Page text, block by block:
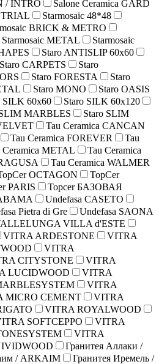
/ INTRO
Salone Ceramica GARD
Starmosaic 48*48
BRICK & METRO
Starmosaic METAL
Starmosaic
Staro ANTISLIP 60x60
Staro CARPETS
Staro
Staro FORESTA
Staro
Staro MONO
Staro OASIS
SILK 60х60
Staro SILK 60х120
MARBLES
Staro SLIM
Tau Ceramica CANCAN
Tau Ceramica FOREVER
Tau
Ceramica METAL
Tau Ceramica
Tau Ceramica WALMER
OCTAGON
TopCer
PARIS
Topcer БAЗОВАЯ
Undefasa CASETO
Pietra di Gre
Undefasa SAONA
VILLA d'ESTE
VITRA ARDESTONE
VITRA
VITRA
CITYSTONE
VITRA
LUCIDWOOD
VITRA
VITRA
MICRO CEMENT
VITRA
VITRA ROYALWOOD
SOFTCEPPO
VITRA
VITRA
Гранитея Аллаки /
/ ARKAIM
Гранитея Иремель /